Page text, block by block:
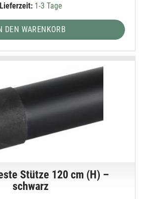
Lieferzeit:1-3 Tage
DEN WARENKORB
Stütze 120 cm (H) –
schwarz